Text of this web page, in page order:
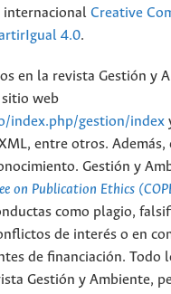
internacional Creative
4.0.
en la revista Gestión y
web
index.php/gestion/index
entre otros.
Gestión y
on Publication Ethics
como plagio,
de interés o en
de financiación. Todo
Gestión y Ambiente,